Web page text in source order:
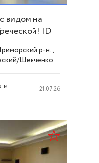
видом на
ID
р-н.,
Шевченко
м. 21.07.26